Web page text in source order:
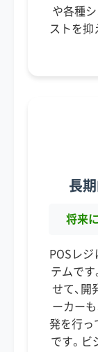
や各種
ストを
長
将来
POSレ
テムです
せて、
ーカー
発を行っ
です。ビ